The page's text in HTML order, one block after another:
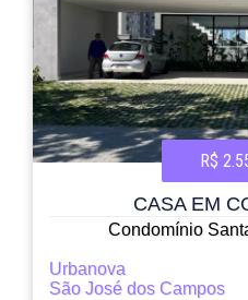
R$
CASA EM
Condomínio
Urbanova
São José dos Campos